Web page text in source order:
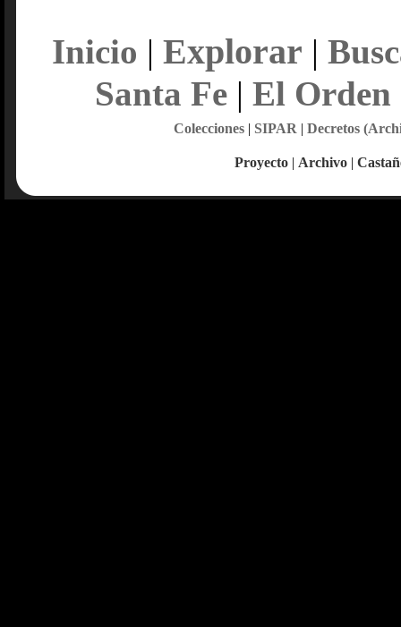
Inicio | Explorar |
Santa Fe| El Orden
Colecciones| SIPAR | Decretos
Proyecto | Archivo |